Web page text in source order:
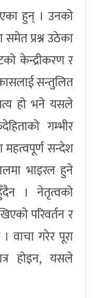
हुन् । उनको
प्रश्न उठेका
केन्द्रीकरण र
सन्तुलित
हो भने यसले
गम्भीर
महत्वपूर्ण सन्देश
भाइरल हुने
। नेतृत्वको
परिवर्तन र
गरेर पूरा
होइन, यसले